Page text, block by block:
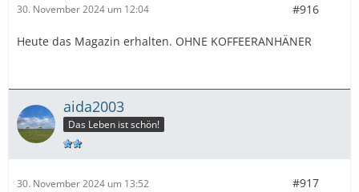
30. November 2024 um 12:04 #916
Heute das Magazin erhalten. OHNE KOFFEERANHÄNER
aida2003
Das Leben ist schön!
30. November 2024 um 13:52 #917